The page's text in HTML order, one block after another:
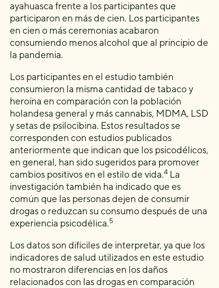
ayahuasca frente a los participantes que
participaron en más de cien. Los participantes
en cien o más ceremonias acabaron
consumiendo menos alcohol que al principio de
la pandemia.
Los participantes en el estudio también
consumieron la misma cantidad de tabaco y
heroína en comparación con la población
holandesa general y más cannabis, MDMA, LSD
y setas de psilocibina. Estos resultados se
corresponden con estudios publicados
anteriormente que indican que los psicodélicos,
en general, han sido sugeridos para promover
cambios positivos en el estilo de vida.4 La
investigación también ha indicado que es
común que las personas dejen de consumir
drogas o reduzcan su consumo después de una
experiencia psicodélica.5
Los datos son difíciles de interpretar, ya que los
indicadores de salud utilizados en este estudio
no mostraron diferencias en los daños
relacionados con las drogas en comparación